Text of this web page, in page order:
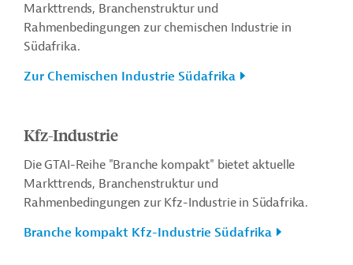
Markttrends, Branchenstruktur und
Rahmenbedingungen zur chemischen Industrie in
Südafrika.
Zur Chemischen Industrie Südafrika
Kfz-Industrie
Die GTAI-Reihe "Branche kompakt" bietet aktuelle
Markttrends, Branchenstruktur und
Rahmenbedingungen zur Kfz-Industrie in Südafrika.
Branche kompakt Kfz-Industrie Südafrika